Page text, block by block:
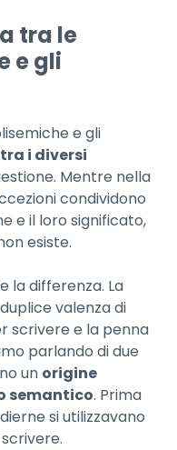
tra le
e gli
e gli
i diversi
Mentre nella
condividono
e il loro significato,
esiste.
la differenza. La
valenza di
scrivere e la penna
parlando di due
un origine
semantico. Prima
si utilizzavano